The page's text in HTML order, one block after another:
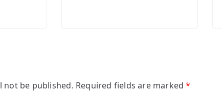
not be published. Required fields are marked*